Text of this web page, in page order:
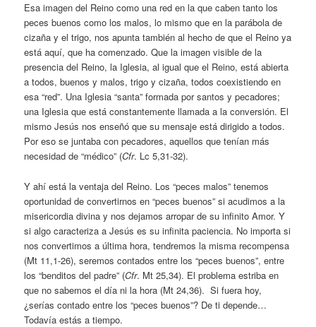
Esa imagen del Reino como una red en la que caben tanto los
peces buenos como los malos, lo mismo que en la parábola de
cizaña y el trigo, nos apunta también al hecho de que el Reino ya
está aquí, que ha comenzado. Que la imagen visible de la
presencia del Reino, la Iglesia, al igual que el Reino, está abierta
a todos, buenos y malos, trigo y cizaña, todos coexistiendo en
esa “red”. Una Iglesia “santa” formada por santos y pecadores;
una Iglesia que está constantemente llamada a la conversión. El
mismo Jesús nos enseñó que su mensaje está dirigido a todos.
Por eso se juntaba con pecadores, aquellos que tenían más
necesidad de “médico” (Cfr. Lc 5,31-32).
Y ahí está la ventaja del Reino. Los “peces malos” tenemos
oportunidad de convertirnos en “peces buenos” si acudimos a la
misericordia divina y nos dejamos arropar de su infinito Amor. Y
si algo caracteriza a Jesús es su infinita paciencia. No importa si
nos convertimos a última hora, tendremos la misma recompensa
(Mt 11,1-26), seremos contados entre los “peces buenos”, entre
los “benditos del padre” (Cfr. Mt 25,34). El problema estriba en
que no sabemos el día ni la hora (Mt 24,36). Si fuera hoy,
¿serías contado entre los “peces buenos”? De ti depende…
Todavía estás a tiempo.